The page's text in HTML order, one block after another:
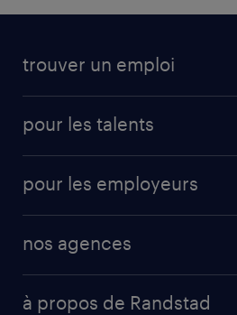
trouver un emploi
pour les talents
pour les employeurs
nos agences
à propos de Randstad